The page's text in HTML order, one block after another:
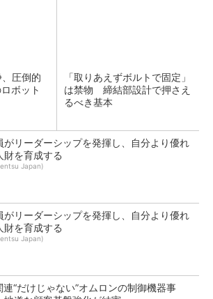
圧倒的
ボット
「取りあえずボルトで固定」
は禁物 締結部設計で押さえ
るべき基本
がリーダーシップを発揮し、自分より優れ
財を育成する
Japan)
がリーダーシップを発揮し、自分より優れ
財を育成する
Japan)
連“だけじゃない”オムロンの制御機器事